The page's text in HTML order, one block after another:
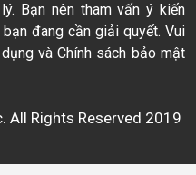
Bạn nên tham vấn ý kiến
đang cần giải quyết. Vui
và Chính sách bảo mật
All Rights Reserved 2019